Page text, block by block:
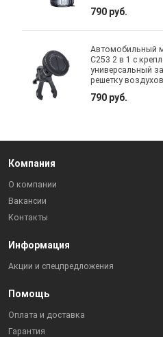
790 руб.
Автомобильный
C253 2 в 1 с
универсальный
решетку
790 руб.
Компания
О компании
Вакансии
Контакты
Информация
Акции и спецпредложения
Помощь
Оплата и доставка
Гарантия